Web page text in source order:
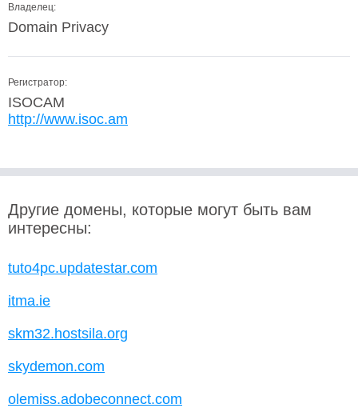
Владелец:
Domain Privacy
Регистратор:
ISOCAM
http://www.isoc.am
Другие домены, которые могут быть вам
интересны:
tuto4pc.updatestar.com
itma.ie
skm32.hostsila.org
skydemon.com
olemiss.adobeconnect.com